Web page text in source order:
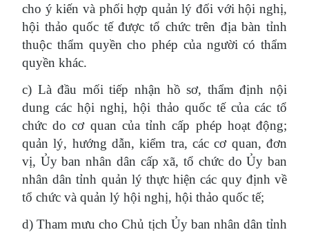
cho ý kiến và phối hợp quản lý đối với hội nghị,
hội thảo quốc tế được tổ chức trên địa bàn tỉnh
thuộc thẩm quyền cho phép của người có thẩm
quyền khác.
c) Là đầu mối tiếp nhận hồ sơ, thẩm định nội
dung các hội nghị, hội thảo quốc tế của các tổ
chức do cơ quan của tỉnh cấp phép hoạt động;
quản lý, hướng dẫn, kiểm tra, các cơ quan, đơn
vị, Ủy ban nhân dân cấp xã, tổ chức do Ủy ban
nhân dân tỉnh quản lý thực hiện các quy định về
tổ chức và quản lý hội nghị, hội thảo quốc tế;
d) Tham mưu cho Chủ tịch Ủy ban nhân dân tỉnh